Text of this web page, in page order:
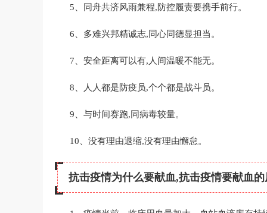
5、同舟共济风雨兼程,防控履责要携手前行。
6、多难兴邦精诚志,同心同德显担当。
7、安全距离可以有,人间温暖不能无。
8、人人都是防疫员,个个都是战斗员。
9、与时间赛跑,同病毒较量。
10、没有理由退缩,没有理由懈怠。
抗击疫情为什么要献血,抗击疫情要献血